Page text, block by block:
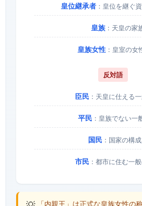
皇位継承者 ：皇位を継ぐ
皇族 ：天皇の家
皇族女性 ：皇室の女
反対語
臣民：天皇に仕える
平民 ：皇族でない一
国民：国家の構
市民：都市に住む一
「内親王」は正式な皇族女性の